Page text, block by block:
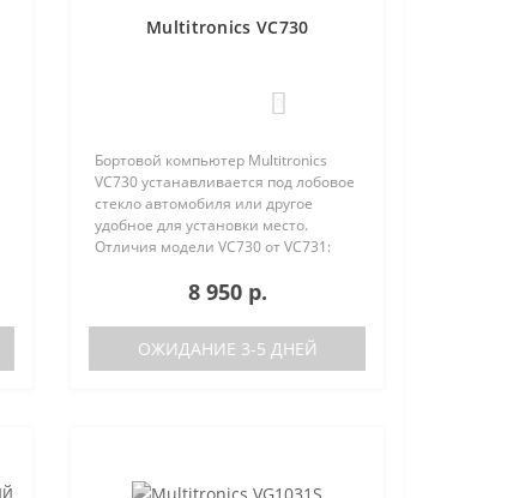
Multitronics VC730
Бортовой компьютер Multitronics
VC730 устанавливается под лобовое
стекло автомобиля или другое
удобное для установки место.
Отличия модели VC730 от VC731:
(модель VC731 с голосом)
поддерживаемые протоколы диаг..
8 950 р.
ОЖИДАНИЕ 3-5 ДНЕЙ